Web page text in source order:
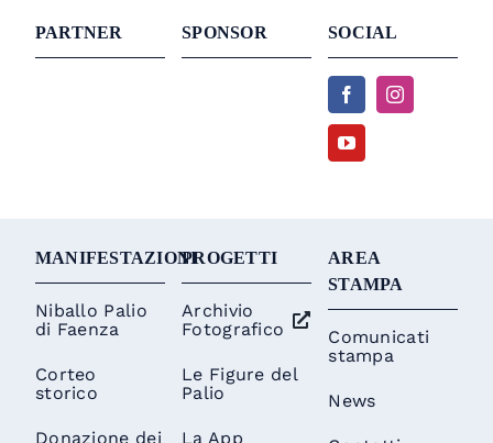
PARTNER SPONSOR SOCIAL
MANIFESTAZIONI
Niballo Palio
di Faenza
Corteo
storico
Donazione dei
PROGETTI
Archivio
Fotografico
Le Figure del
Palio
La App
AREA
STAMPA
Comunicati
stampa
News